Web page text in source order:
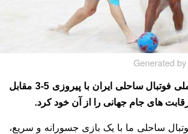
Generated
فوتبال ترایب- تیم ملی فوتبال ساحلی ایران با پیروزی 5-3 مقابل
رقابت های جام جهانی را از آن خود کرد.
ساحلی ما با یک بازی جسورانه و سریع،